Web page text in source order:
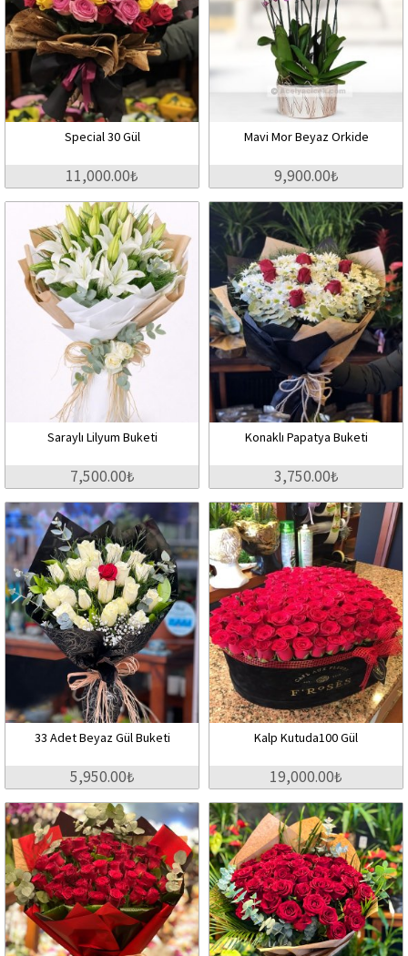
Special 30 Gül
11,000.00₺
Mavi Mor Beyaz Orkide
9,900.00₺
Saraylı Lilyum Buketi
7,500.00₺
Konaklı Papatya Buketi
3,750.00₺
33 Adet Beyaz Gül Buketi
5,950.00₺
Kalp Kutuda100 Gül
19,000.00₺